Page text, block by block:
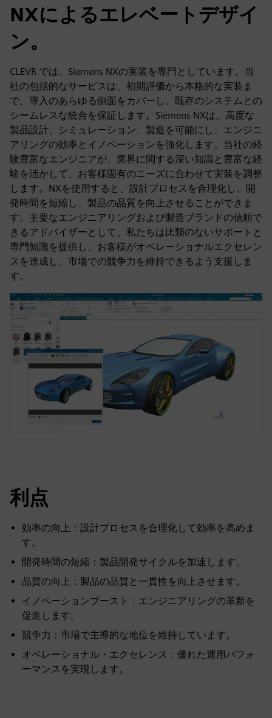
NXによるエレベートデザイ
ン。
CLEVR では、Siemens NXの実装を専門としています。当
社の包括的なサービスは、初期評価から本格的な実装ま
で、導入のあらゆる側面をカバーし、既存のシステムとの
シームレスな統合を保証します。Siemens NXは、高度な
製品設計、シミュレーション、製造を可能にし、エンジニ
アリングの効率とイノベーションを強化します。当社の経
験豊富なエンジニアが、業界に関する深い知識と豊富な経
験を活かして、お客様固有のニーズに合わせて実装を調整
します。NXを使用すると、設計プロセスを合理化し、開
発時間を短縮し、製品の品質を向上させることができま
す。主要なエンジニアリングおよび製造ブランドの信頼で
きるアドバイザーとして、私たちは比類のないサポートと
専門知識を提供し、お客様がオペレーショナルエクセレン
スを達成し、市場での競争力を維持できるよう支援しま
す。
利点
効率の向上：設計プロセスを合理化して効率を高めま
す。
開発時間の短縮：製品開発サイクルを加速します。
品質の向上：製品の品質と一貫性を向上させます。
イノベーションブースト：エンジニアリングの革新を
促進します。
競争力：市場で主導的な地位を維持しています。
オペレーショナル・エクセレンス：優れた運用パフォ
ーマンスを実現します。